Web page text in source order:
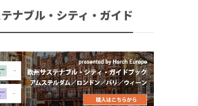
ナブル・シティ・ガイド